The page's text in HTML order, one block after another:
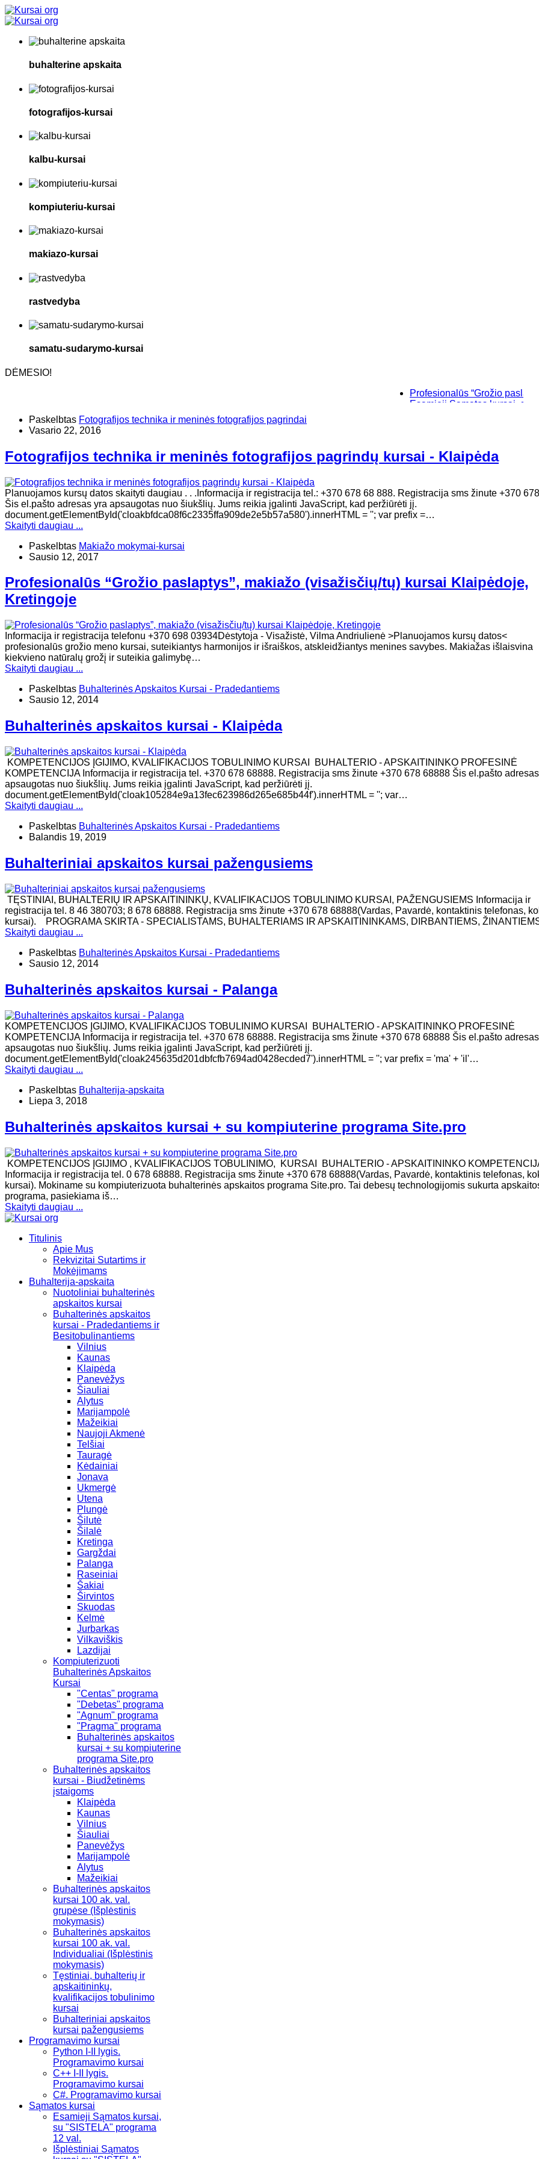
buhalterine apskaita
fotografijos-kursai
kalbu-kursai
kompiuteriu-kursai
makiazo-kursai
rastvedyba
samatu-sudarymo-kursai
DĖMESIO!
Profesionalūs “Grožio paslaptys”,
Esamieji Sąmatos kursai, su
Paskelbtas Fotografijos technika ir meninės fotografijos pagrindai
Vasario 22, 2016
Fotografijos technika ir meninės fotografijos pagrindų kursai - Klaipėda
Planuojamos kursų datos skaityti daugiau . . .Informacija ir registracija tel.: +370 678 68 888. Registracija sms žinute +370
Šis el.pašto adresas yra apsaugotas nuo šiukšlių. Jums reikia įgalinti JavaScript, kad peržiūrėti jį.
document.getElementById('cloakbfdca08f6c2335ffa909de2e5b57a580').innerHTML = ''; var prefix =…
Skaityti daugiau ...
Paskelbtas Makiažo mokymai-kursai
Sausio 12, 2017
Profesionalūs “Grožio paslaptys”, makiažo (visažisčių/tų) kursai Klaipėdoje,
Kretingoje
Informacija ir registracija telefonu +370 698 03934Dėstytoja - Visažistė, Vilma Andriulienė >Planuojamos kursų
profesionalūs grožio meno kursai, suteikiantys harmonijos ir išraiškos, atskleidžiantys menines savybes. Makiažas išlaisvina
kiekvieno natūralų grožį ir suteikia galimybę…
Skaityti daugiau ...
Paskelbtas Buhalterinės Apskaitos Kursai - Pradedantiems
Sausio 12, 2014
Buhalterinės apskaitos kursai - Klaipėda
KOMPETENCIJOS ĮGIJIMO, KVALIFIKACIJOS TOBULINIMO KURSAI BUHALTERIO - APSKAITININKO PROFESINĖ
KOMPETENCIJA Informacija ir registracija tel. +370 678 68888. Registracija sms žinute +370 678 68888 Šis el.pašto
apsaugotas nuo šiukšlių. Jums reikia įgalinti JavaScript, kad peržiūrėti jį.
document.getElementById('cloak105284e9a13fec623986d265e685b44f').innerHTML = ''; var…
Skaityti daugiau ...
Paskelbtas Buhalterinės Apskaitos Kursai - Pradedantiems
Balandis 19, 2019
Buhalteriniai apskaitos kursai pažengusiems
TĘSTINIAI, BUHALTERIŲ IR APSKAITININKŲ, KVALIFIKACIJOS TOBULINIMO KURSAI, PAŽENGUSIEMS Informacija ir
registracija tel. 8 46 380703; 8 678 68888. Registracija sms žinute +370 678 68888(Vardas, Pavardė, kontaktinis telefonas,
kursai). ​PROGRAMA SKIRTA - SPECIALISTAMS, BUHALTERIAMS IR APSKAITININKAMS, DIRBANTIEMS,
Skaityti daugiau ...
Paskelbtas Buhalterinės Apskaitos Kursai - Pradedantiems
Sausio 12, 2014
Buhalterinės apskaitos kursai - Palanga
KOMPETENCIJOS ĮGIJIMO, KVALIFIKACIJOS TOBULINIMO KURSAI BUHALTERIO - APSKAITININKO PROFESINĖ
KOMPETENCIJA Informacija ir registracija tel. +370 678 68888. Registracija sms žinute +370 678 68888 Šis el.pašto
apsaugotas nuo šiukšlių. Jums reikia įgalinti JavaScript, kad peržiūrėti jį.
document.getElementById('cloak245635d201dbfcfb7694ad0428ecded7').innerHTML = ''; var prefix = 'ma' + 'il'…
Skaityti daugiau ...
Paskelbtas Buhalterija-apskaita
Liepa 3, 2018
Buhalterinės apskaitos kursai + su kompiuterine programa Site.pro
KOMPETENCIJOS ĮGIJIMO , KVALIFIKACIJOS TOBULINIMO, KURSAI BUHALTERIO - APSKAITININKO
Informacija ir registracija tel. 0 678 68888. Registracija sms žinute +370 678 68888(Vardas, Pavardė, kontaktinis telefonas,
kursai). Mokiname su kompiuterizuota buhalterinės apskaitos programa Site.pro. Tai debesų technologijomis sukurta
programa, pasiekiama iš…
Skaityti daugiau ...
Titulinis
Apie Mus
Rekvizitai Sutartims ir
Mokėjimams
Buhalterija-apskaita
Nuotoliniai buhalterinės
apskaitos kursai
Buhalterinės apskaitos
kursai - Pradedantiems ir
Besitobulinantiems
Vilnius
Kaunas
Klaipėda
Panevėžys
Šiauliai
Alytus
Marijampolė
Mažeikiai
Naujoji Akmenė
Telšiai
Tauragė
Kėdainiai
Jonava
Ukmergė
Utena
Plungė
Šilutė
Šilalė
Kretinga
Gargždai
Palanga
Raseiniai
Šakiai
Širvintos
Skuodas
Kelmė
Jurbarkas
Vilkaviškis
Lazdijai
Kompiuterizuoti
Buhalterinės Apskaitos
Kursai
"Centas" programa
"Debetas" programa
"Agnum" programa
"Pragma" programa
Buhalterinės apskaitos
kursai + su kompiuterine
programa Site.pro
Buhalterinės apskaitos
kursai - Biudžetinėms
įstaigoms
Klaipėda
Kaunas
Vilnius
Šiauliai
Panevėžys
Marijampolė
Alytus
Mažeikiai
Buhalterinės apskaitos
kursai 100 ak. val.
grupėse (Išplėstinis
mokymasis)
Buhalterinės apskaitos
kursai 100 ak. val.
Individualiai (Išplėstinis
mokymasis)
Tęstiniai, buhalterių ir
apskaitininkų,
kvalifikacijos tobulinimo
kursai
Buhalteriniai apskaitos
kursai pažengusiems
Programavimo kursai
Python I-II lygis.
Programavimo kursai
C++ I-II lygis.
Programavimo kursai
C#. Programavimo kursai
Sąmatos kursai
Esamieji Sąmatos kursai,
su "SISTELA" programa
12 val.
Išplėstiniai Sąmatos